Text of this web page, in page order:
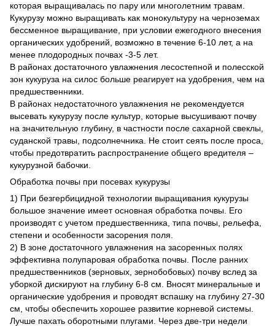
которая выращивалась по пару или многолетним травам.
Кукурузу можно выращивать как монокультуру на черноземах
бессменное выращивание, при условии ежегодного внесения
органических удобрений, возможно в течение 6-10 лет, а на
менее плодородных почвах -3-5 лет.
В районах достаточного увлажнения лесостепной и полесской
зон кукуруза на силос больше реагирует на удобрения, чем на
предшественники.
В районах недостаточного увлажнения не рекомендуется
высевать кукурузу после культур, которые высушивают почву
на значительную глубину, в частности после сахарной свеклы,
суданской травы, подсолнечника. Не стоит сеять после проса,
чтобы предотвратить распространение общего вредителя –
кукурузной бабочки.
Обработка почвы при посевах кукурузы
1) При безгербицидной технологии выращивания кукурузы
большое значение имеет основная обработка почвы. Его
производят с учетом предшественника, типа почвы, рельефа,
степени и особенности засорения поля.
2) В зоне достаточного увлажнения на засоренных полях
эффективна полупаровая обработка почвы. После ранних
предшественников (зерновых, зернобобовых) почву вслед за
уборкой дискируют на глубину 6-8 см. Вносят минеральные и
органические удобрения и проводят вспашку на глубину 27-30
см, чтобы обеспечить хорошее развитие корневой системы.
Лучше пахать оборотными плугами. Через две-три недели